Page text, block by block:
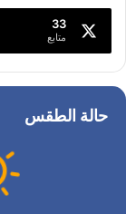
33
متابع
حالة الطقس